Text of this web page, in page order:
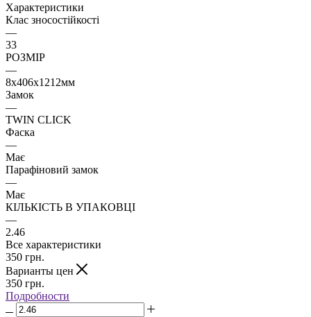
Характеристики
Клас зносостійкості
—
33
РОЗМІР
—
8х406х1212мм
Замок
—
TWIN CLICK
Фаска
—
Має
Парафіновий замок
—
Має
КІЛЬКІСТЬ В УПАКОВЦІ
—
2.46
Все характеристики
350 грн.
Варианты цен
350 грн.
Подробности